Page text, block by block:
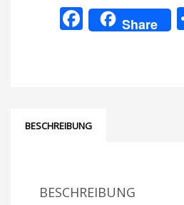
Facebook
Share
BESCHREIBUNG
BESCHREIBUNG